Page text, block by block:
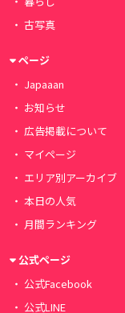
古写真
ページ
Japaaan
お知らせ
広告掲載について
マイページ
エリア別アーカイブ
本日の人気
月間ランキング
公式ページ
公式Facebook
公式LINE